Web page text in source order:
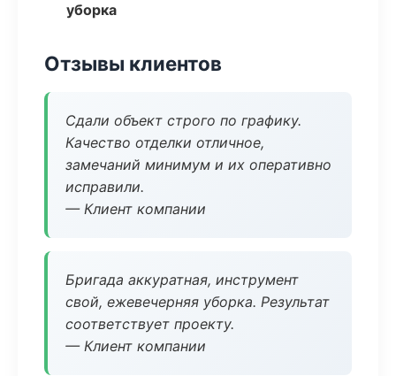
уборка
Отзывы клиентов
Сдали объект строго по графику.
Качество отделки отличное,
замечаний минимум и их оперативно
исправили.
— Клиент компании
Бригада аккуратная, инструмент
свой, ежевечерняя уборка. Результат
соответствует проекту.
— Клиент компании